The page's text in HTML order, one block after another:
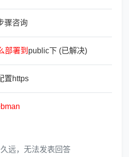
骤咨询
部署到 public下 (已解决)
置https
远，无法发表回答